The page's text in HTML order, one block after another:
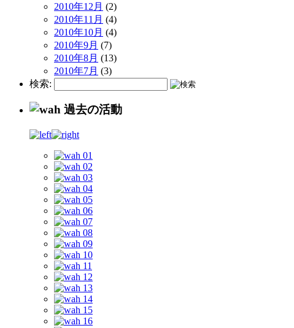
2010年12月 (2)
2010年11月 (4)
2010年10月 (4)
2010年9月 (7)
2010年8月 (13)
2010年7月 (3)
検索: